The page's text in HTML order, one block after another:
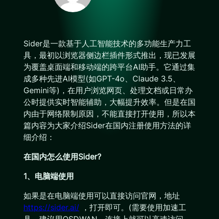
Sider是一款基于人工智能技术的多功能生产力工
具，最初以浏览器侧边栏插件形式推出，现已发展
为覆盖桌面端和移动端的跨平台AI助手。它通过集
成多种先进AI模型(如GPT-4o、Claude 3.5、
Gemini等)，在用户浏览网页、处理文档或日常办
公时提供实时智能辅助，大幅提升效率。但是在国
内由于网络限制原因，不能直接打开使用，所以本
篇内容为大家介绍Sider在国内注册使用方法的详
细介绍：
在国内怎么使用Sider?
1、电脑端使用
如果是在电脑端使用可以直接访问官网，地址
https://sider.ai/ ，打开即可。(需要使用加速工